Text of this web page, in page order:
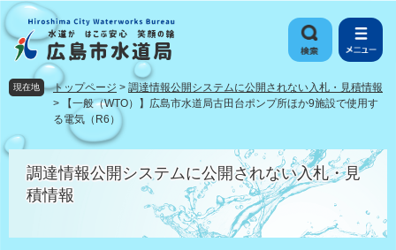
ペ
ー
先
す
。
メ
ニ
を
し
て
現在地 トップページ > 調達情報公開システムに公開されない入札・見積情報
>
【一般（WTO）】広島市水道局古田台ポンプ所ほか9施設で使用す
る電気（R6）
調達情報公開システムに公開されない入札・見
積情報